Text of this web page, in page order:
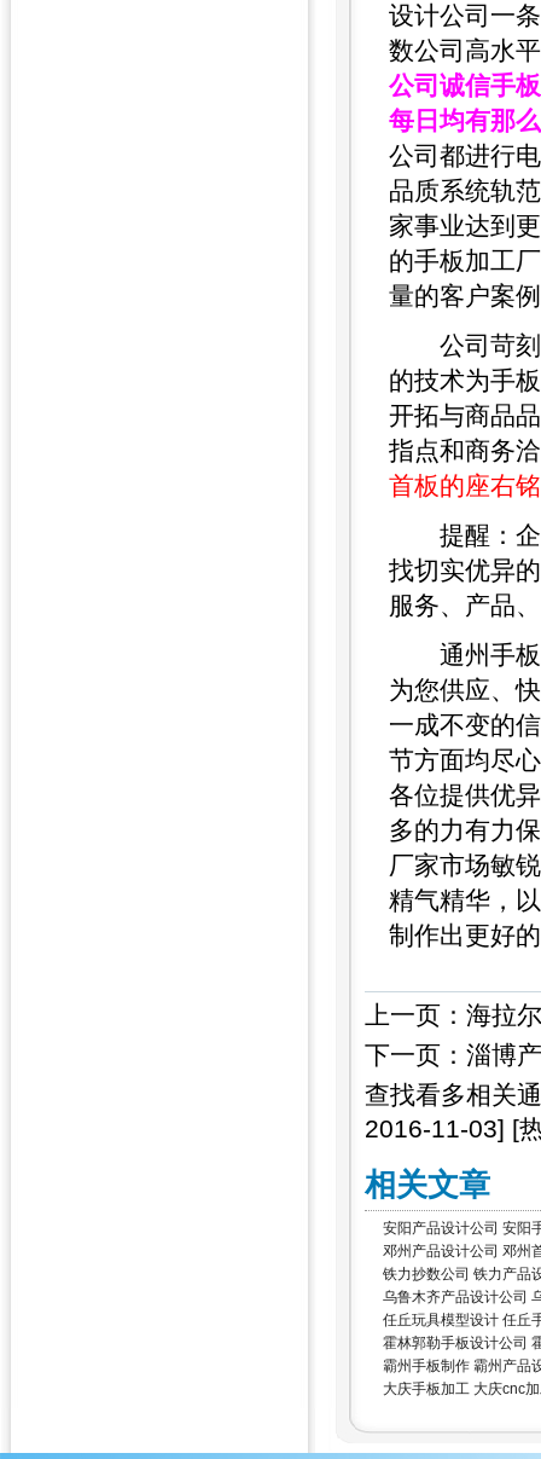
设计公司一
数公司高水
公司诚信手
每日均有那
公司都进行
品质系统轨
家事业达到
的手板加工
量的客户案
公司苛刻
的技术为手
开拓与商品
指点和商务
首板的座右
提醒：企
找切实优异
服务、产品
通州手板
为您供应、
一成不变的
节方面均尽
各位提供优
多的力有力
厂家市场敏
精气精华，
制作出更好
上一页： 海拉
下一页： 淄博
查找看多相关
2016-11-03] [
相关文章
安阳产品设计公司 安阳
邓州产品设计公司 邓州
铁力抄数公司 铁力产品
乌鲁木齐产品设计公司
任丘玩具模型设计 任丘
霍林郭勒手板设计公司
霸州手板制作 霸州产品
大庆手板加工 大庆cnc